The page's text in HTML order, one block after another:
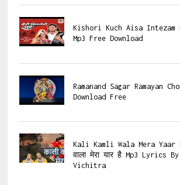
Kishori Kuch Aisa Intezam
Mp3 Free Download
Ramanand Sagar Ramayan
Download Free
Kali Kamli Wala Mera Yaar
वाला मेरा यार है Mp3 Lyrics
Vichitra